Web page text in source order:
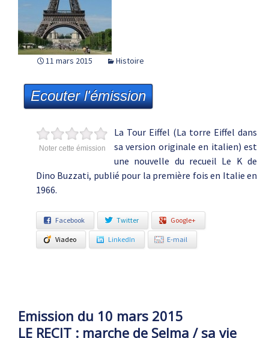
11 mars 2015 Histoire
Ecouter l'émission
Noter cette émission
La Tour Eiffel (La torre Eiffel dans
sa version originale en italien) est
une nouvelle du recueil Le K de
Dino Buzzati, publié pour la première fois en Italie en
1966.
Facebook Twitter Google+
Viadeo LinkedIn E-mail
Emission du 10 mars 2015
LE RECIT : marche de Selma / sa vie